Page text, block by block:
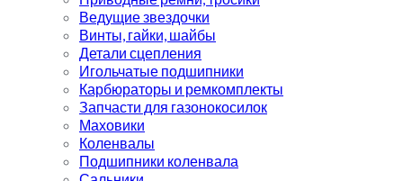
Ведущие звездочки
Винты, гайки, шайбы
Детали сцепления
Игольчатые подшипники
Карбюраторы и ремкомплекты
Запчасти для газонокосилок
Маховики
Коленвалы
Подшипники коленвала